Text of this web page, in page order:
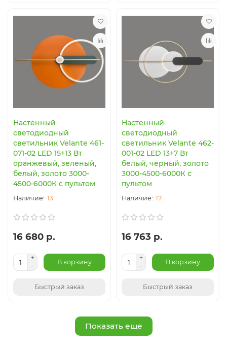
Настенный
светодиодный
светильник Velante 461-
071-02 LED 15+13 Вт
оранжевый, зеленый,
белый, золото 3000-
4500-6000К с пультом
13
16 680 р.
В корзину
Быстрый заказ
Настенный
светодиодный
светильник Velante 462-
001-02 LED 13+7 Вт
белый, черный, золото
3000-4500-6000К с
пультом
17
16 763 р.
В корзину
Быстрый заказ
Показать еще